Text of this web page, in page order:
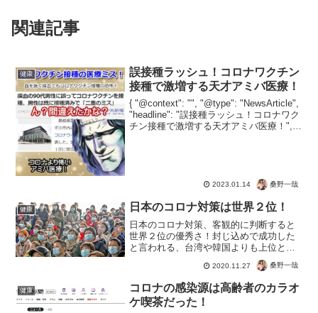
関連記事
健康
誤接種ラッシュ！コロナワクチン
接種で激増する天才アミバ医療！
{ "@context": "", "@type": "NewsArticle",
"headline": "誤接種ラッシュ！コロナワク
チン接種で激増する天才アミバ医療！",
2023.01.14 桑野一哉
健康 日本のコロナ対策は世界２位！
日本のコロナ対策、客観的に判断すると
世界２位の優秀さ！封じ込めで成功した
と言われる、台湾や韓国よりも上位とは
驚きです。でもトップのニュージーラン
ドと日本ではPCR検査のCt値が違いすぎ
ます。そうなると陽性率も大きく変わる
ので、まぁそういうラ...
2020.11.27 桑野一哉
健康
コロナの感染源は高齢者のカラオ
ケ喫茶だった！